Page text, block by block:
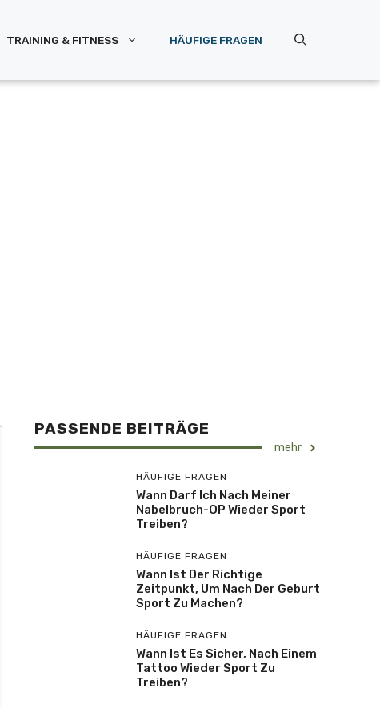
TRAINING & FITNESS HÄUFIGE FRAGEN
PASSENDE BEITRÄGE
mehr
HÄUFIGE FRAGEN
Wann Darf Ich Nach Meiner
Nabelbruch-OP Wieder Sport
Treiben?
HÄUFIGE FRAGEN
Wann Ist Der Richtige
Zeitpunkt, Um Nach Der Geburt
Sport Zu Machen?
HÄUFIGE FRAGEN
Wann Ist Es Sicher, Nach Einem
Tattoo Wieder Sport Zu
Treiben?